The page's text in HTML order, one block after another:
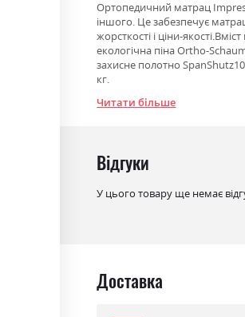
Ортопедичний матрац
іншого. Це забезпечує
жорсткості і ціни-
екологічна піна Ortho-
захисне полотно
кг.
Ефект зима/літо
Навантаження на одне
150
Читати більше
Відгуки
У цього товару ще немає
Доставка